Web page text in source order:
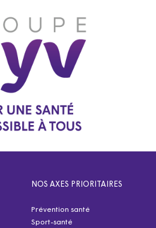
NOS AXES PRIORITAIRES
Prévention santé
Sport-santé